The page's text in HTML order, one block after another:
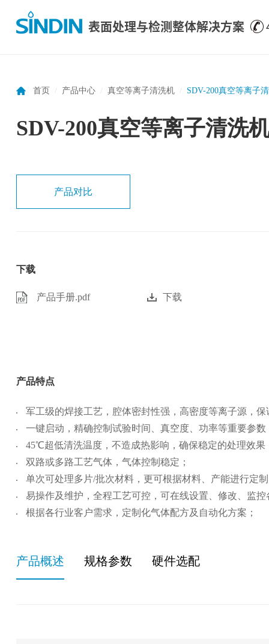
表面处理与检测整体解决方案
首页 产品中心 真空等离子清洗机 SDV-200真空等离子
SDV-200真空等离子清洗
产品对比
下载
产品手册.pdf 下载
产品特点
军工级的焊接工艺，腔体密封性强，高密度等离子源，
一键启动，精确控制试验时间、真空度、功率等重要参数
45℃超低清洗温度，不造成热影响，确保稳定的处理效果
双路或多路工艺气体，气体控制稳定；
单次可处理多片/批次材料，更可根据材料、产能进行定
易操作及维护，全程工艺可控，可在线设置、修改、监
根据各行业客户需求，定制化气体配方及自动化方案；
产品概述 规格参数 硬件选配